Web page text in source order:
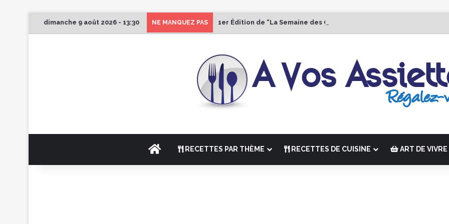
dimanche 9 août 2026 - 13:30 NE MANQUEZ PAS 1er Édition de “La Semaine des Chefs” du 19 au 24 octobre 2026
ACCUEILRECETTES PAR THÈME RECETTES DE CUISINE ART DE VIVRE